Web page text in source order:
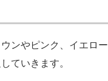
ンやピンク、イエロー
ていきます。